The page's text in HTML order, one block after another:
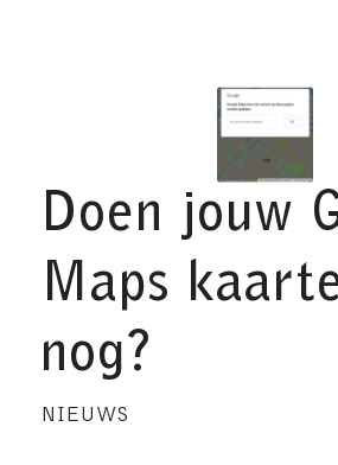
Doen jouw
Maps
nog?
NIEUWS